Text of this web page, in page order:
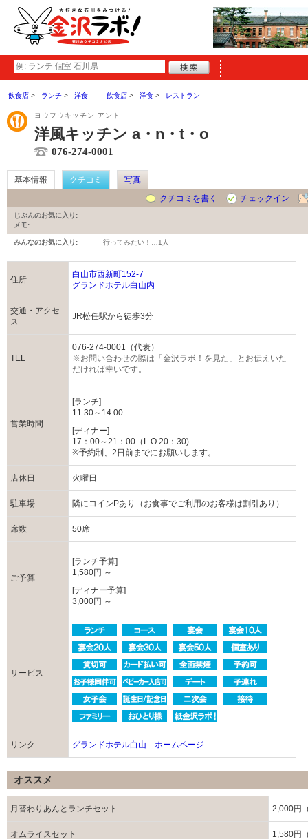
飲食店 ランチ 洋食 飲食店 洋食 レストラン
ヨウフウキッチン アント
洋風キッチン a・n・t・o
076-274-0001
基本情報 クチコミ
写真
クチコミを書く
チェックイン
じぶんのお気に入り:
メモ:
みんなのお気に入り: 行ってみたい！… 1人
住所
白山市西新町152-7
グランドホテル白山内
交通・アクセ
ス
JR松任駅から徒歩3分
TEL
076-274-0001（代表）
※お問い合わせの際は「金沢ラボ！を見た」とお伝えいた
だければ幸いです。
営業時間
[ランチ]
11:30～14:00
[ディナー]
17：00～21：00（L.O.20：30)
※予約制、2日前までにお願いします。
店休日 火曜日
駐車場 隣にコインPあり（お食事でご利用のお客様は割引あり）
席数 50席
ご予算
[ランチ予算]
1,580円 ～
[ディナー予算]
3,000円 ～
サービス
リンク グランドホテル白山 ホームページ
オススメ
月替わりあんとランチセット 2,000円
オムライスセット 1,580円